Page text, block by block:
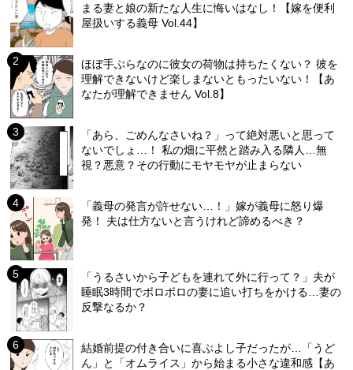
まる妻と娘の新たな人生に悔いはなし！【嫁を便利
屋扱いする義母 Vol.44】
ほぼ手ぶらなのに彼女の荷物は持ちたくない？ 彼を
理解できないけど楽しまないともったいない！【あ
なたが理解できません Vol.8】
「あら、ごめんなさいね？」って絶対悪いと思って
ないでしょ…！ 私の畑に平然と踏み入る隣人…無
視？悪意？その行動にモヤモヤが止まらない
「義母の発言が許せない…！」嫁が義母に怒り爆
発！ 夫は仕方ないと言うけれど諦めるべき？
「うるさいから子どもを連れて外に行って？」夫が
睡眠3時間でボロボロの妻に追い打ちをかける…妻の
反撃なるか？
結婚前提の付き合いに喜ぶよし子だったが…「うど
ん」と「オムライス」から始まる小さな違和感【あ